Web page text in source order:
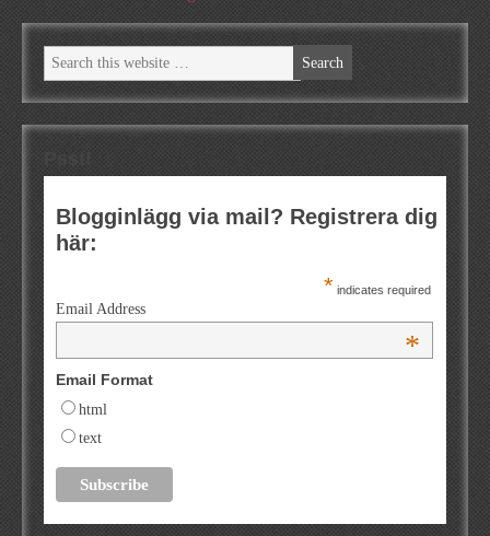
Psst!
Blogginlägg via mail? Registrera dig
här:
* indicates required
Email Address
*
Email Format
html
text